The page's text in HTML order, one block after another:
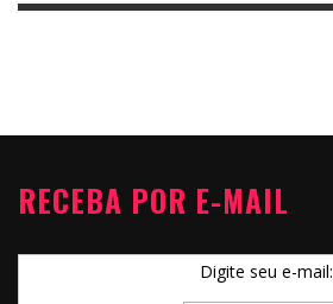
RECEBA POR E-MAIL
Digite seu e-mail: